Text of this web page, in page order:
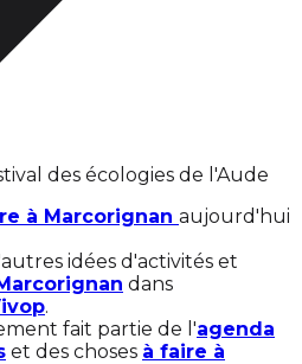
des écologies de l'Aude
à Marcorignan aujourd'hui
idées d'activités et
dans
.
fait partie de l'agenda
et des choses à faire à